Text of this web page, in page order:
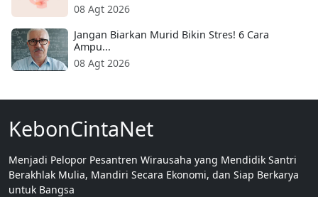
08 Agt 2026
Jangan Biarkan Murid Bikin Stres! 6 Cara
Ampu...
08 Agt 2026
KebonCintaNet
Menjadi Pelopor Pesantren Wirausaha yang Mendidik Santri
Berakhlak Mulia, Mandiri Secara Ekonomi, dan Siap Berkarya
untuk Bangsa